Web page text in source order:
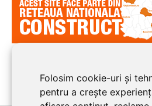
Folosim cookie-uri și
pentru a crește